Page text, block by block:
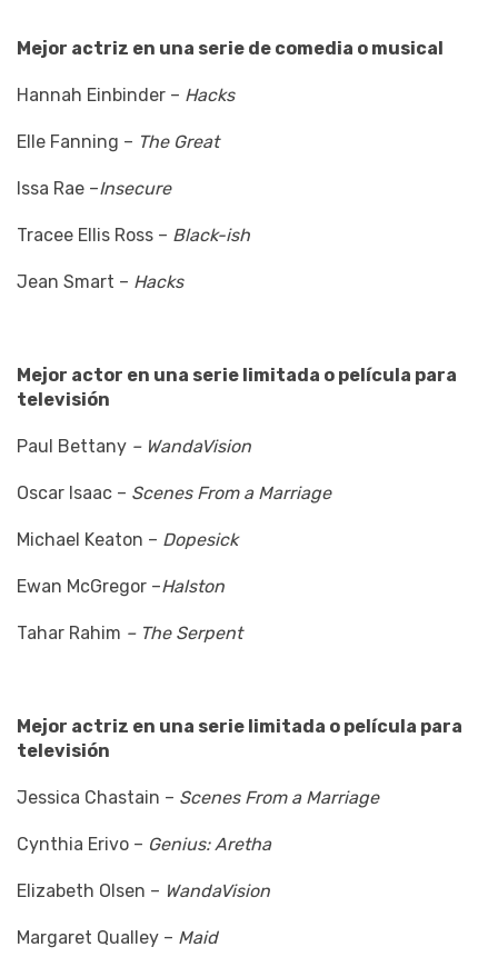
Mejor actriz en una serie de comedia o musical
Hannah Einbinder – Hacks
Elle Fanning – The Great
Issa Rae –Insecure
Tracee Ellis Ross – Black-ish
Jean Smart – Hacks
Mejor actor en una serie limitada o película para
televisión
Paul Bettany – WandaVision
Oscar Isaac – Scenes From a Marriage
Michael Keaton – Dopesick
Ewan McGregor –Halston
Tahar Rahim – The Serpent
Mejor actriz en una serie limitada o película para
televisión
Jessica Chastain – Scenes From a Marriage
Cynthia Erivo – Genius: Aretha
Elizabeth Olsen – WandaVision
Margaret Qualley – Maid